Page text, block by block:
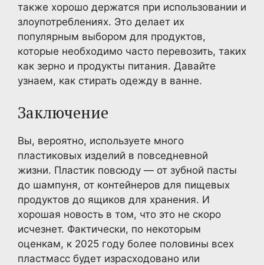
также хорошо держатся при использовании и
злоупотреблениях. Это делает их
популярным выбором для продуктов,
которые необходимо часто перевозить, таких
как зерно и продукты питания. Давайте
узнаем, как стирать одежду в ванне.
Заключение
Вы, вероятно, используете много
пластиковых изделий в повседневной
жизни. Пластик повсюду — от зубной пасты
до шампуня, от контейнеров для пищевых
продуктов до ящиков для хранения. И
хорошая новость в том, что это не скоро
исчезнет. Фактически, по некоторым
оценкам, к 2025 году более половины всех
пластмасс будет израсходовано или